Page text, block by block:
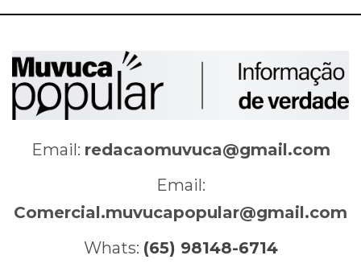
Email: redacaomuvuca@gmail.com
Email:
Comercial.muvucapopular@gmail.com
Whats: (65) 98148-6714